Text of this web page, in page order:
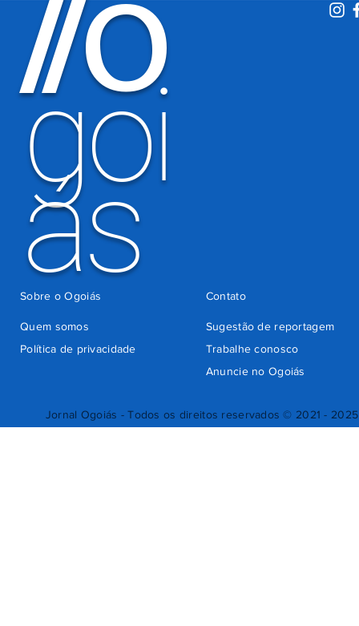
motoristas
por
cobrança
indevida do
Detran-GO
há 4 dias
Jornal Ogoiás - Todos os direitos reservados © 2021 - 2025
//O
goi
ás
Quem somos
Sugestão de reportagem
Trabalhe conosco
Política de privacidade
Anuncie no Ogoiás
Contato
Sobre o Ogoiás